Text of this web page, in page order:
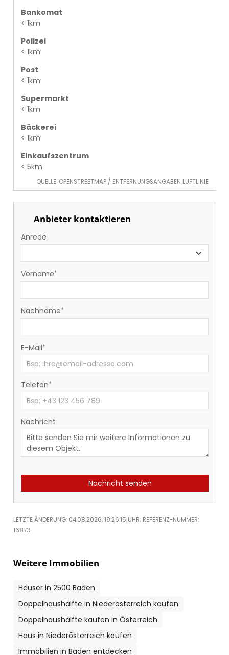
Bankomat
< 1km
Polizei
< 1km
Post
< 1km
Supermarkt
< 1km
Bäckerei
< 1km
Einkaufszentrum
< 5km
QUELLE: OPENSTREETMAP / ENTFERNUNGSANGABEN LUFTLINIE
Anbieter kontaktieren
Anrede
Vorname
Nachname
E-Mail
Telefon
Nachricht
Nachricht senden
LETZTE ÄNDERUNG: 04.08.2026, 19:26:15 UHR; REFERENZ-NUMMER:
16873
Weitere Immobilien
Häuser in 2500 Baden
Doppelhaushälfte in Niederösterreich kaufen
Doppelhaushälfte kaufen in Österreich
Haus in Niederösterreich kaufen
Immobilien in Baden entdecken